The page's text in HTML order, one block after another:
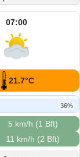
07:00
21.7°C
36%
5 km/h (1 Bft)
11 km/h (2 Bft)